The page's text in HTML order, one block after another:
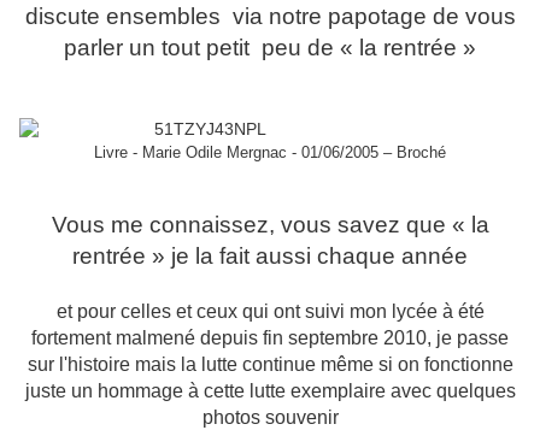
discute ensembles via notre papotage de vous
parler un tout petit peu de « la rentrée »
Livre - Marie Odile Mergnac - 01/06/2005 – Broché
Vous me connaissez, vous savez que « la
rentrée » je la fait aussi chaque année
et pour celles et ceux qui ont suivi mon lycée à été
fortement malmené depuis fin septembre 2010, je passe
sur l'histoire mais la lutte continue même si on fonctionne
juste un hommage à cette lutte exemplaire avec quelques
photos souvenir